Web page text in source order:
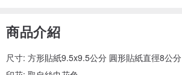
商品介紹
尺寸: 方形貼紙9.5x9.5公分 圓形貼紙直徑8公分